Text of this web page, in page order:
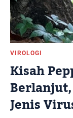
VIROLOGI
Kisah
Jenis